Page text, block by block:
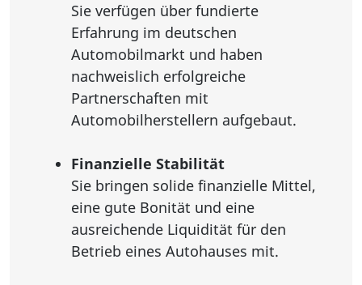
Sie verfügen über fundierte
Erfahrung im deutschen
Automobilmarkt und haben
nachweislich erfolgreiche
Partnerschaften mit
Automobilherstellern aufgebaut.
Finanzielle Stabilität
Sie bringen solide finanzielle Mittel,
eine gute Bonität und eine
ausreichende Liquidität für den
Betrieb eines Autohauses mit.